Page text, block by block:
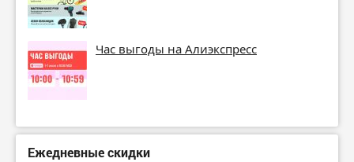
Час выгоды на Алиэкспресс
Ежедневные скидки